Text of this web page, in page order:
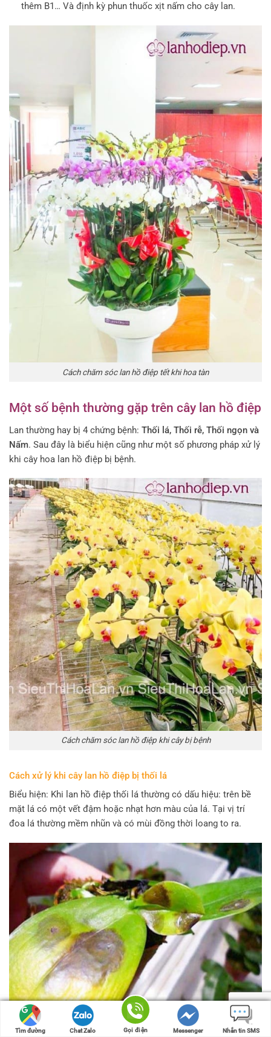
thêm B1… Và định kỳ phun thuốc xịt nấm cho cây lan.
Cách chăm sóc lan hồ điệp tết khi hoa tàn
Một số bệnh thường gặp trên cây lan hồ điệp
Lan thường hay bị 4 chứng bệnh: Thối lá, Thối rễ, Thối ngọn và
Nấm. Sau đây là biểu hiện cũng như một số phương pháp xử lý
khi cây hoa lan hồ điệp bị bệnh.
Cách chăm sóc lan hồ điệp khi cây bị bệnh
Cách xử lý khi cây lan hồ điệp bị thối lá
Biểu hiện: Khi lan hồ điệp thối lá thường có dấu hiệu: trên bề
mặt lá có một vết đậm hoặc nhạt hơn màu của lá. Tại vị trí
đoa lá thường mềm nhũn và có mùi đồng thời loang to ra.
Tìm đường Chat Zalo Gọi điện Messenger Nhắn tin SMS
Tìm đường Chat Zalo Gọi điện Messenger Nhắn tin SMS